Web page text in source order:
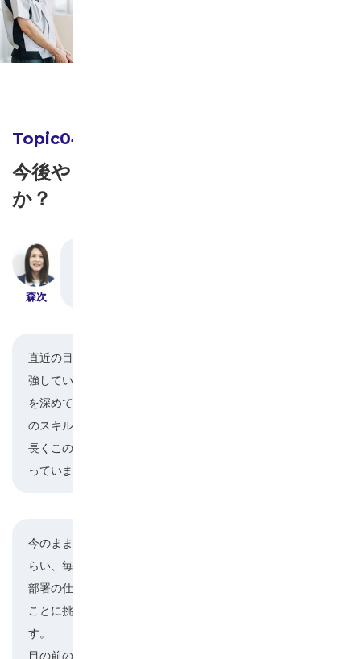
今後やっていきたいことは何です
か？
森次
直近の目標は資格取得ですね。少しずつですが勉
強しています。今やっている仕事の根本的な知識
を深めて、仕事に反映させていければ、自分自身
のスキルアップにつながると思います。あとは、
長くこの会社で勤められたらそれが幸せかなと思
っています。そう思える会社です。
今のままでいられたらいいかなと思ってしまうく
らい、毎日が充実しています。これまでいろんな
部署の仕事をしてきて、その都度、目の前にある
ことに挑戦してきたから今があると思っていま
す。
目の前のことを一生懸命やって、その結果リーダ